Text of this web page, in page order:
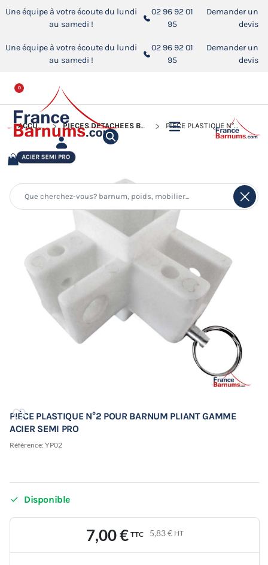
Une équipe à votre écoute du lundi
au samedi !
02 96 92 01
95
Demander un
devis
Une équipe à votre écoute du lundi
au samedi !
02 96 92 01
95
Demander un
devis
0
ACCUEIL PIÈCES DÉTACHÉES BARNUMS PLIANTS PIÈCE PLASTIQUE N°2 POUR BARNUM PLIANT GAMME ACIER SEMI PRO
PIÈCE PLASTIQUE N°2 POUR BARNUM PLIANT GAMME
ACIER SEMI PRO
Référence: YP02
 Disponible
7,00 € TTC 5,83 € HT